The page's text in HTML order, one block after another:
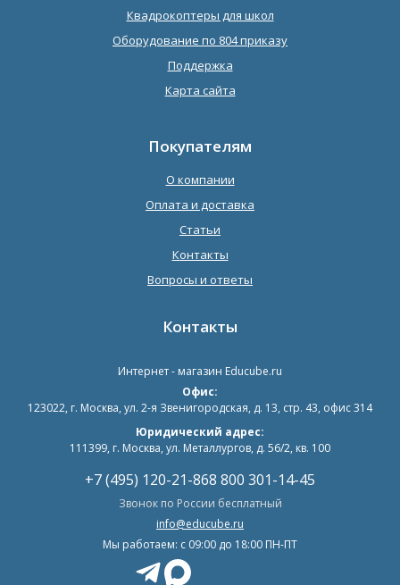
Квадрокоптеры для школ
Оборудование по 804 приказу
Поддержка
Карта сайта
Покупателям
О компании
Оплата и доставка
Статьи
Контакты
Вопросы и ответы
Контакты
Интернет - магазин Educube.ru
Офис:
123022, г. Москва, ул. 2-я Звенигородская, д. 13, стр. 43, офис 314
Юридический адрес:
111399, г. Москва, ул. Металлургов, д. 56/2, кв. 100
+7 (495) 120-21-868 800 301-14-45
Звонок по России бесплатный
info@educube.ru
Мы работаем: c 09:00 до 18:00 ПН-ПТ